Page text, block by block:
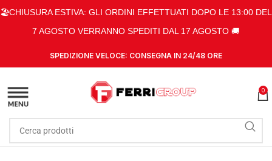
🏖️CHIUSURA ESTIVA: GLI ORDINI EFFETTUATI DOPO LE 13:00 DEL
7 AGOSTO VERRANNO SPEDITI DAL 17 AGOSTO 🚚
SPEDIZIONE VELOCE: CONSEGNA IN 24/48 ORE
0